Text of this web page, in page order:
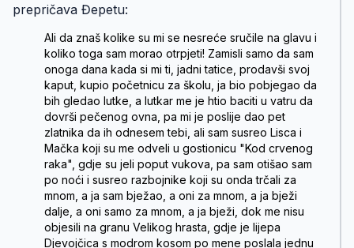
prepričava Đepetu:
Ali da znaš kolike su mi se nesreće sručile na glavu i
koliko toga sam morao otrpjeti! Zamisli samo da sam
onoga dana kada si mi ti, jadni tatice, prodavši svoj
kaput, kupio početnicu za školu, ja bio pobjegao da
bih gledao lutke, a lutkar me je htio baciti u vatru da
dovrši pečenog ovna, pa mi je poslije dao pet
zlatnika da ih odnesem tebi, ali sam susreo Lisca i
Mačka koji su me odveli u gostionicu "Kod crvenog
raka", gdje su jeli poput vukova, pa sam otišao sam
po noći i susreo razbojnike koji su onda trčali za
mnom, a ja sam bježao, a oni za mnom, a ja bježi
dalje, a oni samo za mnom, a ja bježi, dok me nisu
objesili na granu Velikog hrasta, gdje je lijepa
Djevojčica s modrom kosom po mene poslala jednu